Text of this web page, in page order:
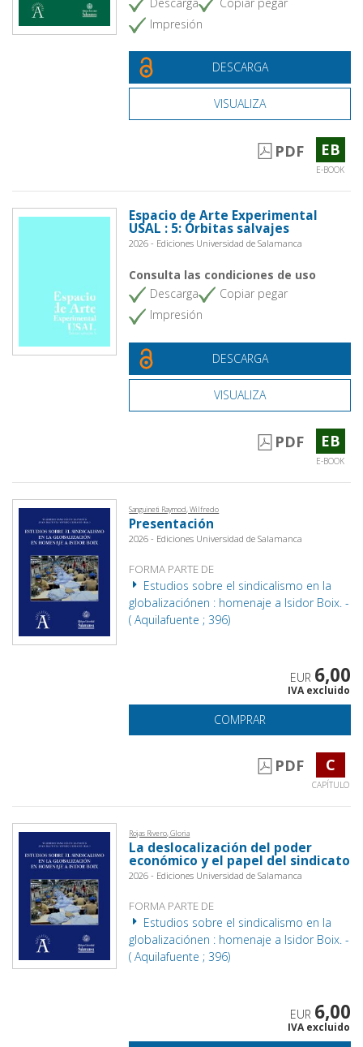
Impresión
DESCARGA
VISUALIZA
PDF EB
E-BOOK
Espacio de Arte Experimental
USAL : 5: Órbitas salvajes
2026 - Ediciones Universidad de Salamanca
Consulta las condiciones de uso
Descarga
Copiar pegar
Impresión
DESCARGA
VISUALIZA
PDF EB
E-BOOK
Sanguineti Raymod, Wilfredo
Presentación
2026 - Ediciones Universidad de Salamanca
FORMA PARTE DE
Estudios sobre el sindicalismo en la
globalizaciónen : homenaje a Isidor Boix. -
( Aquilafuente ; 396)
EUR 6,00
IVA excluido
COMPRAR
PDF C
CAPÍTULO
Rojas Rivero, Gloria
La deslocalización del poder
económico y el papel del sindicato
2026 - Ediciones Universidad de Salamanca
FORMA PARTE DE
Estudios sobre el sindicalismo en la
globalizaciónen : homenaje a Isidor Boix. -
( Aquilafuente ; 396)
EUR 6,00
IVA excluido